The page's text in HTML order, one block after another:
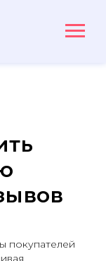
покупателей